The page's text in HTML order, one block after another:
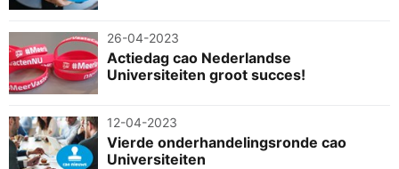
26-04-2023
Actiedag cao Nederlandse
Universiteiten groot succes!
12-04-2023
Vierde onderhandelingsronde cao
Universiteiten